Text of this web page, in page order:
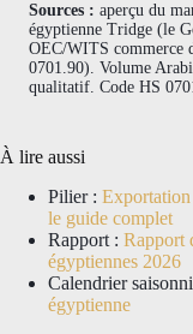
Sources : aperçu du
égyptienne Tridge (le
OEC/WITS commerce
0701.90). Volume
qualitatif. Code HS
À lire aussi
Pilier :
le guide complet
Rapport : Rapport
égyptiennes 2026
Calendrier
égyptienne